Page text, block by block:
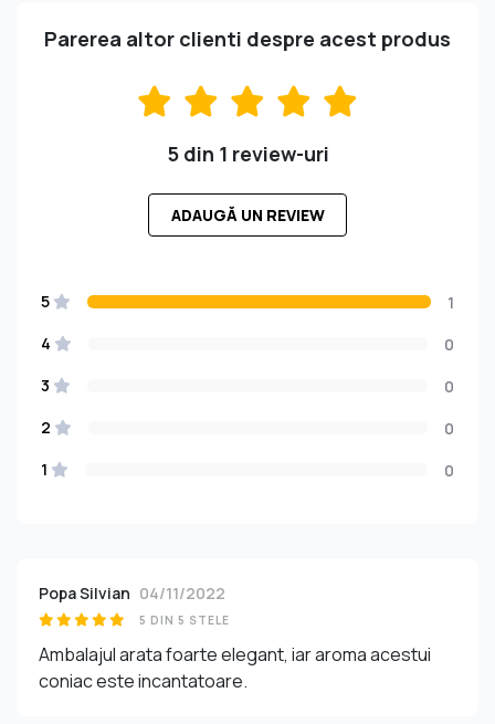
Parerea altor clienti despre acest produs
5 din 1 review-uri
ADAUGĂ UN REVIEW
5
1
4
0
3
0
2
0
1
0
Popa Silvian 04/11/2022
5 DIN 5 STELE
Ambalajul arata foarte elegant, iar aroma acestui
coniac este incantatoare.